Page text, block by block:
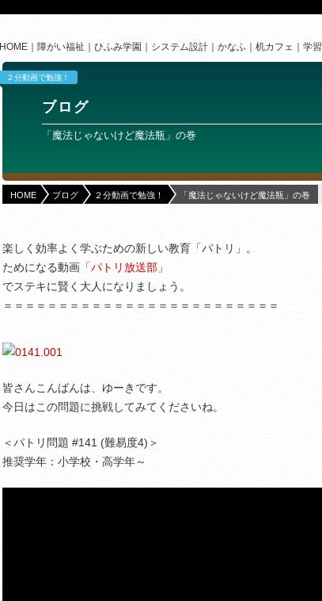
HOME 障がい福祉 ひふみ学園 システム設計 かなふ 机カフェ 学
２分動画で勉強！
ブログ
「魔法じゃないけど魔法瓶」の巻
HOME ブログ ２分動画で勉強！ 「魔法じゃないけど魔法瓶」の巻
楽しく効率よく学ぶための新しい教育「パトリ」。
ためになる動画 「パトリ放送部」
でステキに賢く大人になりましょう。
＝＝＝＝＝＝＝＝＝＝＝＝＝＝＝＝＝＝＝＝＝＝＝＝＝
皆さんこんばんは、ゆーきです。
今日はこの問題に挑戦してみてくださいね。
＜パトリ問題 #141 (難易度4)＞
推奨学年：小学校・高学年～